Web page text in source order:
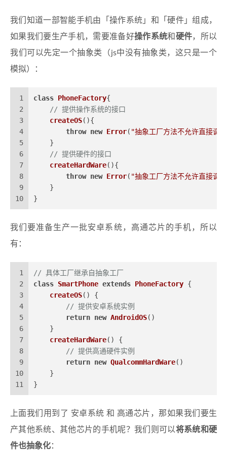
我们知道一部智能手机由「操作系统」和「硬件」组成，
如果我们要生产手机，需要准备好操作系统和 硬件，所以
我们可以先定一个抽象类（js中没有抽象类，这只是一个
模拟）：
1
2
3
4
5
6
7
8
9
10
class PhoneFactory{
// 提供操作系统的接口
createOS( ){
throw new Error( "抽象工厂方法不允许直接调
    }
// 提供硬件的接口
createHardWare( ){
throw new Error( "抽象工厂方法不允许直接调
    }
}
我们要准备生产一批安卓系统，高通芯片的手机，所以
有：
1
2
3
4
5
6
7
8
9
10
11
// 具体工厂继承自抽象工厂
class SmartPhone extends PhoneFactory {
createOS( ) {
// 提供安卓系统实例
return new AndroidOS()
    }
createHardWare( ) {
// 提供高通硬件实例
return new QualcommHardWare()
    }
}
上面我们用到了 安卓系统 和 高通芯片，那如果我们要生
产其他系统、其他芯片的手机呢？我们则可以将系统和硬
件也抽象化：